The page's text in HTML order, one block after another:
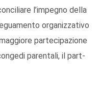
l’impegno della
organizzativo
partecipazione
parentali, il part-